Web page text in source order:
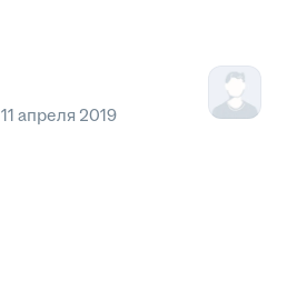
11 апреля 2019